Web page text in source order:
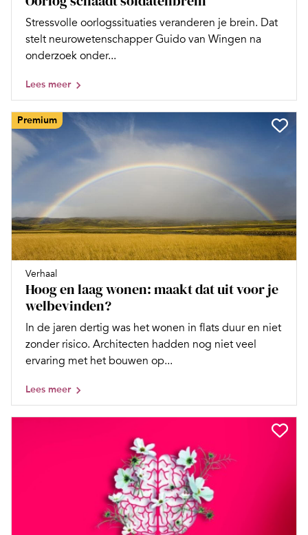
Stressvolle oorlogssituaties veranderen je brein. Dat
stelt neurowetenschapper Guido van Wingen na
onderzoek onder...
Lees meer
Premium
Verhaal
Hoog en laag wonen: maakt dat uit voor je
welbevinden?
In de jaren dertig was het wonen in flats duur en niet
zonder risico. Architecten hadden nog niet veel
ervaring met het bouwen op...
Lees meer